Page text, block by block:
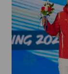
OVEP